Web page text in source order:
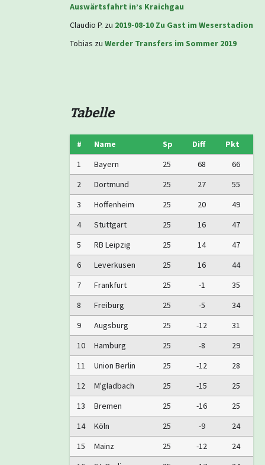
Auswärtsfahrt in’s Kraichgau
Claudio P. zu 2019-08-10 Zu Gast im Weserstadion
Tobias zu Werder Transfers im Sommer 2019
Tabelle
# Name Sp Diff
Pkt
1
Bayern 25 68
66
2
Dortmund 25 27
55
3
Hoffenheim 25 20
49
4
Stuttgart 25 16
47
5
RB Leipzig 25 14
47
6
Leverkusen 25 16
44
7
Frankfurt 25 -1
35
8
Freiburg 25 -5
34
9
Augsburg 25 -12
31
10
Hamburg 25 -8
29
11
Union Berlin 25 -12
28
12
M'gladbach 25 -15
25
13
Bremen 25 -16
25
14
Köln 25 -9
24
15
Mainz 25 -12
24